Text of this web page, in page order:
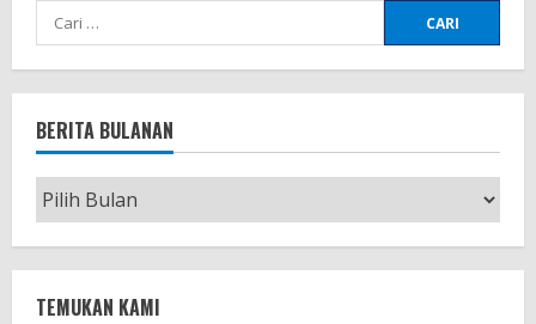
Cari
untuk:
BERITA BULANAN
Berita
Bulanan
TEMUKAN KAMI